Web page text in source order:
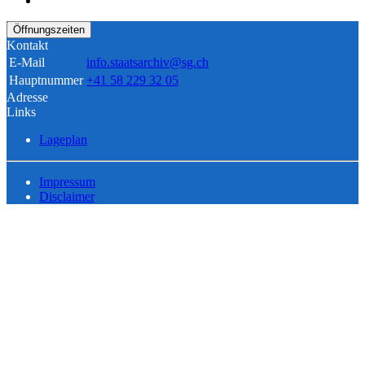
Öffnungszeiten
Kontakt
E-Mail
info.staatsarchiv@sg.ch
Hauptnummer +41 58 229 32 05
Adresse
Links
Lageplan
Impressum
Disclaimer